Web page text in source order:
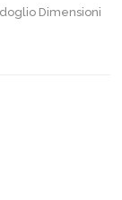
Dimensioni